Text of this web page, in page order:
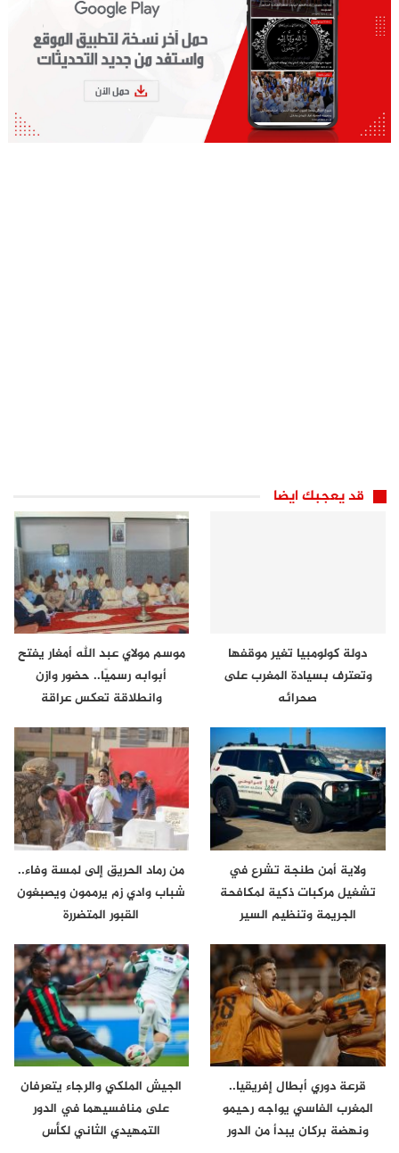
قد يعجبك ايضا
دولة كولومبيا تغير موقفها
وتعترف بسيادة المغرب على
صحرائه
موسم مولاي عبد الله أمغار يفتح
أبوابه رسميًا.. حضور وازن
وانطلاقة تعكس عراقة
ولاية أمن طنجة تشرع في
تشغيل مركبات ذكية لمكافحة
الجريمة وتنظيم السير
من رماد الحريق إلى لمسة وفاء..
شباب وادي زم يرممون ويصبغون
القبور المتضررة
قرعة دوري أبطال إفريقيا..
المغرب الفاسي يواجه رحيمو
ونهضة بركان يبدأ من الدور
الجيش الملكي والرجاء يتعرفان
على منافسيهما في الدور
التمهيدي الثاني لكأس